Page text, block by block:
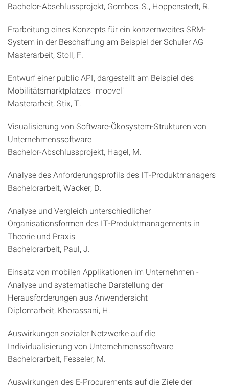
Bachelor-Abschlussprojekt, Gombos, S., Hoppenstedt, R.
Erarbeitung eines Konzepts für ein konzernweites SRM-
System in der Beschaffung am Beispiel der Schuler AG
Masterarbeit, Stoll, F.
Entwurf einer public API, dargestellt am Beispiel des
Mobilitätsmarktplatzes "moovel"
Masterarbeit, Stix, T.
Visualisierung von Software-Ökosystem-Strukturen von
Unternehmenssoftware
Bachelor-Abschlussprojekt, Hagel, M.
Analyse des Anforderungsprofils des IT-Produktmanagers
Bachelorarbeit, Wacker, D.
Analyse und Vergleich unterschiedlicher
Organisationsformen des IT-Produktmanagements in
Theorie und Praxis
Bachelorarbeit, Paul, J.
Einsatz von mobilen Applikationen im Unternehmen -
Analyse und systematische Darstellung der
Herausforderungen aus Anwendersicht
Diplomarbeit, Khorassani, H.
Auswirkungen sozialer Netzwerke auf die
Individualisierung von Unternehmenssoftware
Bachelorarbeit, Fesseler, M.
Auswirkungen des E-Procurements auf die Ziele der